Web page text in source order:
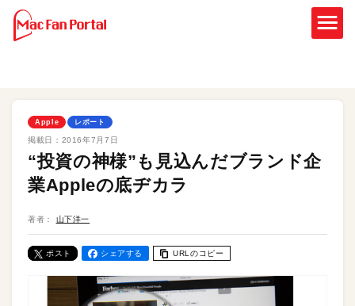
Apple レポート
掲載日： 2016年7月7日
“投資の神様”も見込んだブランド企
業Appleの底ヂカラ
著者： 山下洋一
ポスト シェアする URLのコピー